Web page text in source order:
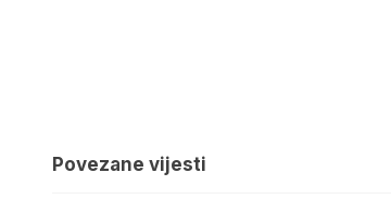
Povezane vijesti